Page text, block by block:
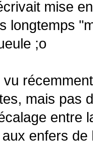
mise
longtemps
;o
vu
mais pas
entre
enfers de